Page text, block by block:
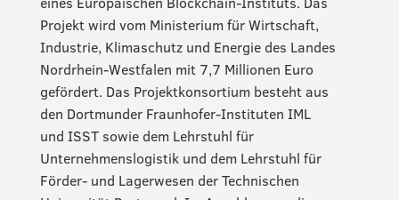
Projekt wird vom Ministerium für Wirtschaft,
Industrie, Klimaschutz und Energie des Landes
Nordrhein-Westfalen mit 7,7 Millionen Euro
gefördert. Das Projektkonsortium besteht aus
den Dortmunder Fraunhofer-Instituten IML
und ISST sowie dem Lehrstuhl für
Unternehmenslogistik und dem Lehrstuhl für
Förder- und Lagerwesen der Technischen